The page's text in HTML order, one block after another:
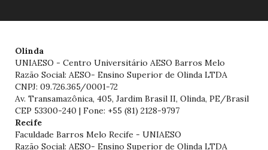
Olinda
UNIAESO - Centro Universitário AESO Barros Melo
Razão Social: AESO- Ensino Superior de Olinda LTDA
CNPJ: 09.726.365/0001-72
Av. Transamazônica, 405, Jardim Brasil II, Olinda, PE/Brasil
CEP 53300-240 | Fone: +55 (81) 2128-9797
Recife
Faculdade Barros Melo Recife - UNIAESO
Razão Social: AESO- Ensino Superior de Olinda LTDA